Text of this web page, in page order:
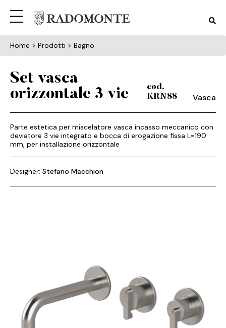
Home > Prodotti > Bagno
Set vasca
orizzontale 3 vie
cod.
KRN88
Vasca
Parte estetica per miscelatore vasca incasso meccanico con
deviatore 3 vie integrato e bocca di erogazione fissa L=190
mm, per installazione orizzontale
Designer: Stefano Macchion